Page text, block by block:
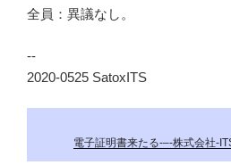
全員：異議なし。
--
2020-0525 SatoxITS
電子証明書来たる-–-株式会社-